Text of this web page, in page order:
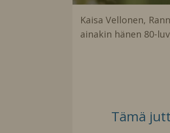
Kaisa Vellonen,
ainakin hänen 80-
Tämä